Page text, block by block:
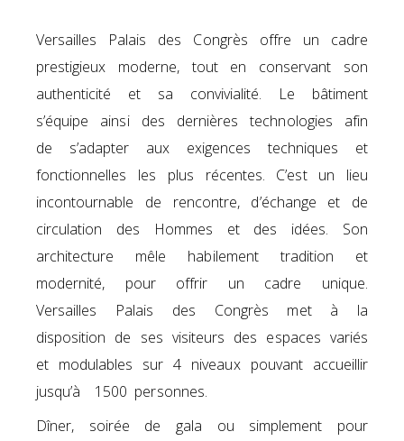
Versailles Palais des Congrès offre un cadre
prestigieux moderne, tout en conservant son
authenticité et sa convivialité. Le bâtiment
s’équipe ainsi des dernières technologies afin
de s’adapter aux exigences techniques et
fonctionnelles les plus récentes. C’est un lieu
incontournable de rencontre, d’échange et de
circulation des Hommes et des idées. Son
architecture mêle habilement tradition et
modernité, pour offrir un cadre unique.
Versailles Palais des Congrès met à la
disposition de ses visiteurs des espaces variés
et modulables sur 4 niveaux pouvant accueillir
jusqu’à 1500 personnes.
Dîner, soirée de gala ou simplement pour